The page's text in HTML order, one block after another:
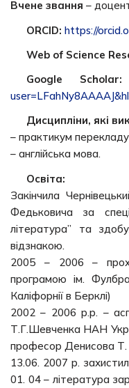
Вчене звання –
ORCID: https://
Web of Science
Google Scholar:
Дисципліни, які
– практикум
– англійська мова.
Освіта:
Закінчила
Федьковича за
література” та
відзнакою.
2005 – 2006 –
програмою ім.
Каліфорнії в Берклі)
2002 – 2006 р.р. –
Т.Г.Шевченка НАН
професор Денисова Т.
13.06. 2007 р.
01. 04 – література